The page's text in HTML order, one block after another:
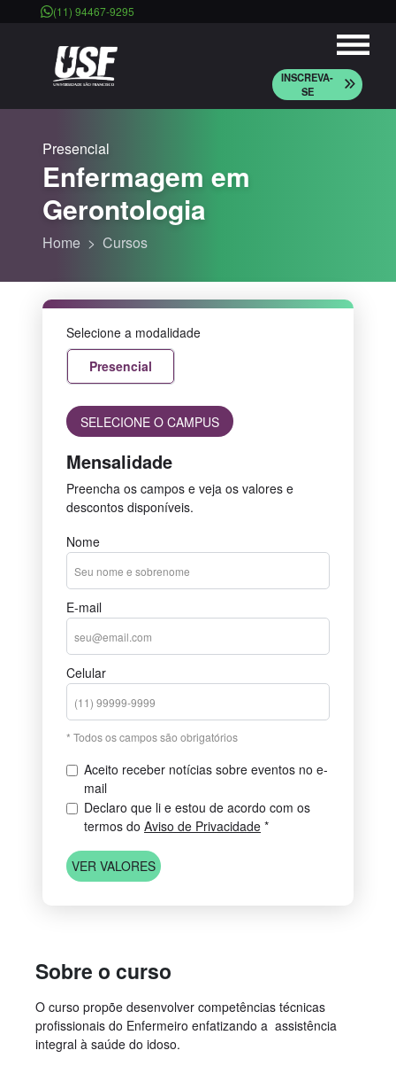
(11) 94467-9295
INSCREVA-
SE
Presencial
Enfermagem em
Gerontologia
Home Cursos
Selecione a modalidade
Presencial
SELECIONE O CAMPUS
Mensalidade
Preencha os campos e veja os valores e
descontos disponíveis.
Nome
E-mail
Celular
* Todos os campos são obrigatórios
Aceito receber notícias sobre eventos no e-
mail
Declaro que li e estou de acordo com os
termos do Aviso de Privacidade *
VER VALORES
Sobre o curso
O curso propõe desenvolver competências técnicas
profissionais do Enfermeiro enfatizando a assistência
integral à saúde do idoso.